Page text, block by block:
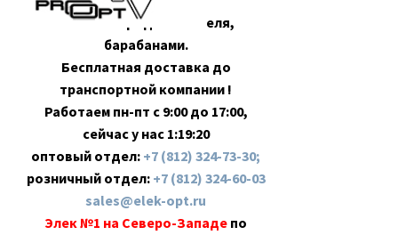
Оптовая продажа кабеля,
барабанами.
Бесплатная доставка до
транспортной компании !
Работаем пн-пт с 9:00 до 17:00,
сейчас у нас 1:19:21
оптовый отдел: +7 (812) 324-73-30;
розничный отдел: +7 (812) 324-60-03
sales@elek-opt.ru
Элек №1 на Северо-Западе по